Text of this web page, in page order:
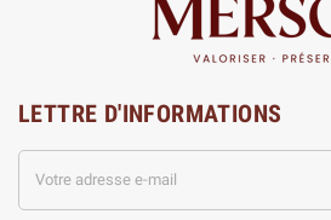
LETTRE D'INFORMATIONS